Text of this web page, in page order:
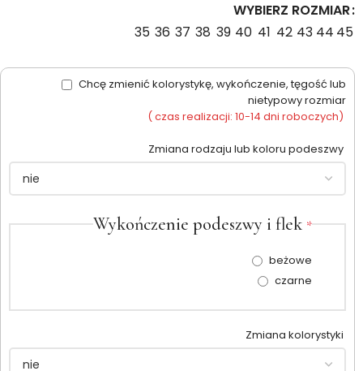
WYBIERZ ROZMIAR
35 36 37 38 39 40 41 42 43 44 45
Chcę zmienić kolorystykę, wykończenie, tęgość lub
nietypowy rozmiar
( czas realizacji: 10-14 dni roboczych)
Zmiana rodzaju lub koloru podeszwy
Wykończenie podeszwy i flek *
beżowe
czarne
Zmiana kolorystyki